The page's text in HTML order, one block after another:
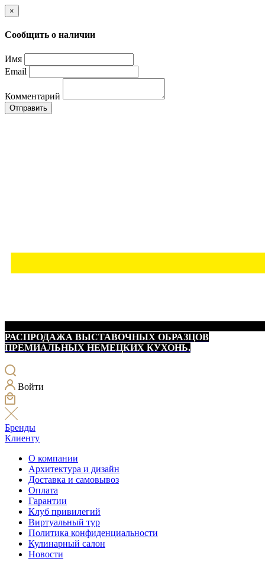
×
Сообщить о наличии
Имя
Email
Комментарий
Отправить
РАСПРОДАЖА ВЫСТАВОЧНЫХ ОБРАЗЦОВ
ПРЕМИАЛЬНЫХ НЕМЕЦКИХ КУХОНЬ.
Войти
Бренды
Клиенту
О компании
Архитектура и дизайн
Доставка и самовывоз
Оплата
Гарантии
Клуб привилегий
Виртуальный тур
Политика конфиденциальности
Кулинарный салон
Новости